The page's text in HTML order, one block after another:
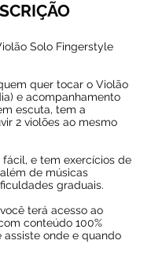
Solo Fingerstyle
quer tocar o Violão
e acompanhamento
escuta, tem a
2 violões ao mesmo
e tem exercícios de
de músicas
graduais.
terá acesso ao
conteúdo 100%
assiste onde e quando